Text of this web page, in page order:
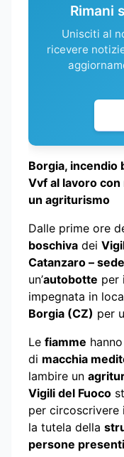
Rimani
Unisciti al
ricevere
Borgia, incendio
Vvf al lavoro
un agriturismo
Dalle prime ore
boschiva dei
Catanzaro –
un’autobotte per
impegnata in
Borgia (CZ) per
Le fiamme
di macchia
lambire un
Vigili del Fuoco
per circoscrivere
la tutela della
persone presenti